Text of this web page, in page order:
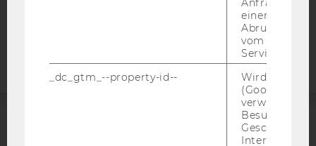
Barrierefreiheitserklärung
Anfrage im
einen Fehler
Abrufen
vom AMP
Service an.
_dc_gtm_--property-id--
Wird von
(Google Tag
verwendet,
Besucher
Geschlecht
Interessen zu